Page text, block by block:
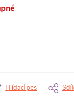
Hlídací pes